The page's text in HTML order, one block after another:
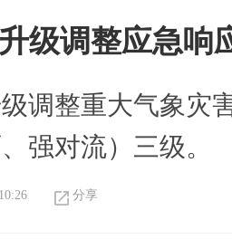
级调整应急响
调整重大气象灾
强对流）三级。
分享